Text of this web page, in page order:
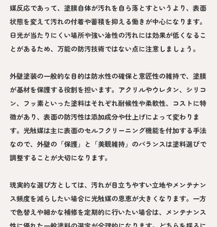
媒反応であって、塗膜自体が汚れを自ら落とすというより、表面
状態を変えて汚れの付着や蓄積を抑える働きが中心になります。
日光が当たりにくい場所や強い油性の汚れには効果が低くなるこ
とがあるため、万能の防汚技術ではない点に注意しましょう。
外壁塗装の一般的な目的は防水性の確保と意匠性の維持で、塗膜
が基材を保護する役割を担います。アクリルやウレタン、シリコ
ン、フッ素といった塗料はそれぞれ耐候性や柔軟性、コストに特
徴があり、表面の防汚性は添加成分や仕上げによって変わりま
す。光触媒は主に表面のセルフクリーニング機能を付加する手法
なので、外壁の「保護」と「美観維持」のバランスは塗料選びで
調整することが大切になります。
現実的な選び方としては、汚れが目立ちやすい立地やメンテナン
ス頻度を減らしたい場合に光触媒の恩恵が大きくなります。一方
で色替えや細かな補修を定期的に行いたい場合は、メンテナンス